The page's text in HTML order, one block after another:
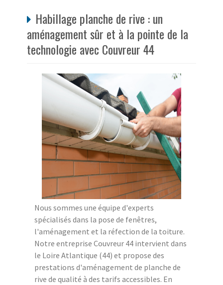
Habillage planche de rive : un
aménagement sûr et à la pointe de la
technologie avec Couvreur 44
Nous sommes une équipe d'experts
spécialisés dans la pose de fenêtres,
l'aménagement et la réfection de la toiture.
Notre entreprise Couvreur 44 intervient dans
le Loire Atlantique (44) et propose des
prestations d'aménagement de planche de
rive de qualité à des tarifs accessibles. En